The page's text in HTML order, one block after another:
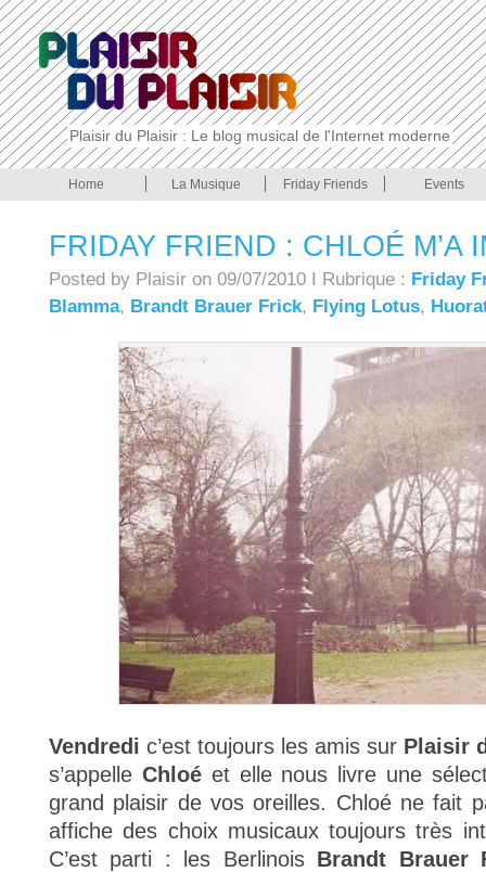
Plaisir du Plaisir : Le blog musical de l'Internet moderne
Home La Musique Friday Friends Events
FRIDAY FRIEND : CHLOÉ M’A
Posted by Plaisir on 09/07/2010 I Rubrique : Friday
Blamma, Brandt Brauer Frick, Flying Lotus,
Vendredi c’est toujours les amis sur Plaisir
s’appelle Chloéet elle nous livre une
grand plaisir de vos oreilles. Chloé ne fait
affiche des choix musicaux toujours très
C’est parti : les Berlinois Brandt